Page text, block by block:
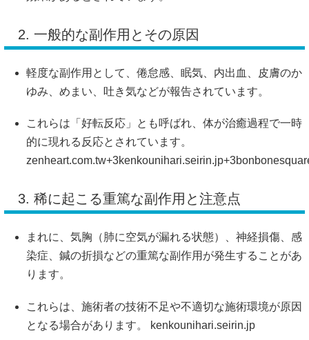
2. 一般的な副作用とその原因
軽度な副作用として、倦怠感、眠気、内出血、皮膚のか
ゆみ、めまい、吐き気などが報告されています。
これらは「好転反応」とも呼ばれ、体が治癒過程で一時
的に現れる反応とされています。
zenheart.com.tw+3kenkounihari.seirin.jp+3
3. 稀に起こる重篤な副作用と注意点
まれに、気胸（肺に空気が漏れる状態）、神経損傷、感
染症、鍼の折損などの重篤な副作用が発生することがあ
ります。
これらは、施術者の技術不足や不適切な施術環境が原因
となる場合があります。
kenkounihari.seirin.jp